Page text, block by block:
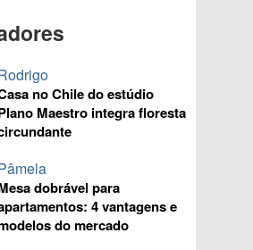
no Chile do estúdio
Maestro integra floresta
dobrável para
4 vantagens e
do mercado